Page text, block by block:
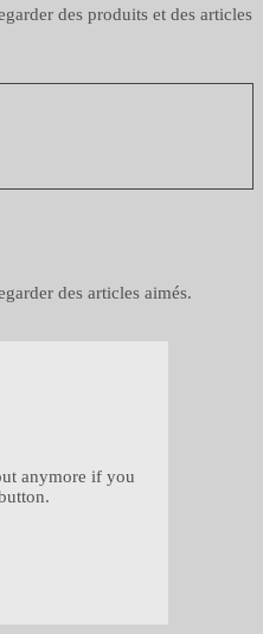
des produits et des articles
des articles aimés.
anymore if you